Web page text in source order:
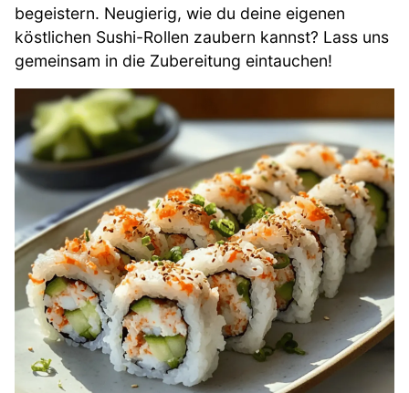
begeistern. Neugierig, wie du deine eigenen
köstlichen Sushi-Rollen zaubern kannst? Lass uns
gemeinsam in die Zubereitung eintauchen!